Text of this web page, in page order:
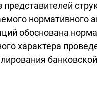
нормативного
обоснована
характера